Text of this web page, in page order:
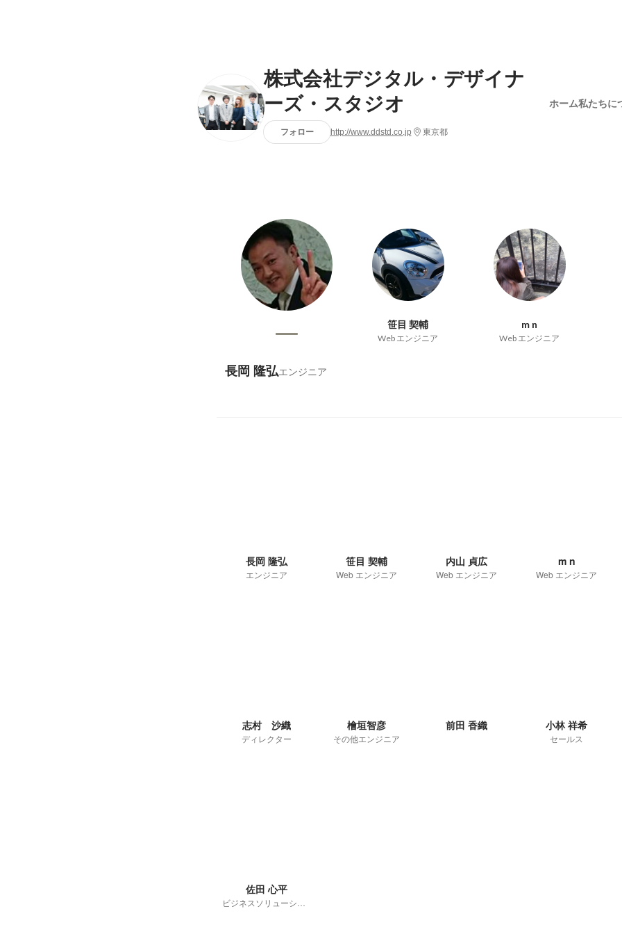
株式会社デジタル・デザイナ
ーズ・スタジオ
フォロー http://www.ddstd.co.jp 東京都
ホーム私たちに
笹目 契輔
Web エンジニア
m n
Web エンジニア
長岡 隆弘エンジニア
長岡 隆弘
エンジニア
笹目 契輔
Web エンジニア
内山 貞広
Web エンジニア
m n
Web エンジニア
志村 沙織
ディレクター
檜垣智彦
その他エンジニア
前田 香織 小林 祥希
セールス
佐田 心平